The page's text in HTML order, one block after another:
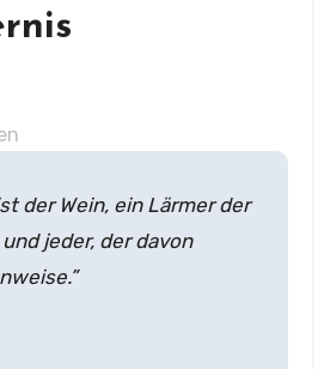
der Wein, ein Lärmer der
jeder, der davon